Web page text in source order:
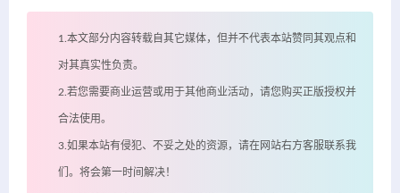
1.本文部分内容转载自其它媒体，但并不代表本站赞同其观点和
对其真实性负责。
2.若您需要商业运营或用于其他商业活动，请您购买正版授权并
合法使用。
3.如果本站有侵犯、不妥之处的资源，请在网站右方客服联系我
们。将会第一时间解决！